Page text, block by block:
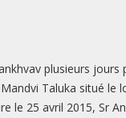
plusieurs
Taluka situé le
le 25 avril 2015, Sr